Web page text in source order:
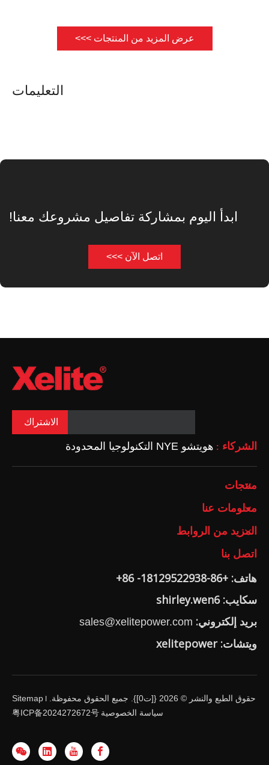
عرض المزيد من المنتجات >>>
التعليمات
ابدأ اليوم بمشاركة تفاصيل مشروعك معنا!
اتصل الآن >>>
الاشتراك
الشركاء : هويتشو NYE التكنولوجيا المحدودة
منتجات
معلومات عنا
المزيد من الروابط
اتصل بنا
هاتف: +86-18129522938- 86+
سكايب: shirley.wen6
بريد إلكتروني: sales@xelitepower.com
ويتشات: xelitepower
حقوق الطبع والنشر © 2026 {[ت0]}. جميع الحقوق محفوظة. Sitemap
سياسة الخصوصية 粤ICP备2024272672号